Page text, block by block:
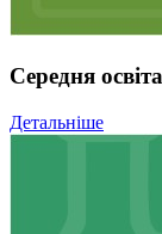
Середня
Детальніше